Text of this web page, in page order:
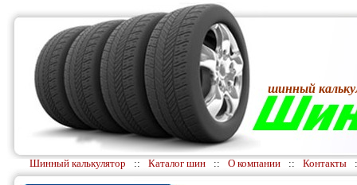
шинный
Шинный калькулятор :: Каталог шин :: О компании :: Контакты